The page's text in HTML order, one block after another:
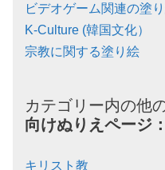
ビデオゲーム関連の塗
K-Culture (韓国文化）
宗教に関する塗り絵
カテゴリー内の他
向けぬりえページ：
キリスト教